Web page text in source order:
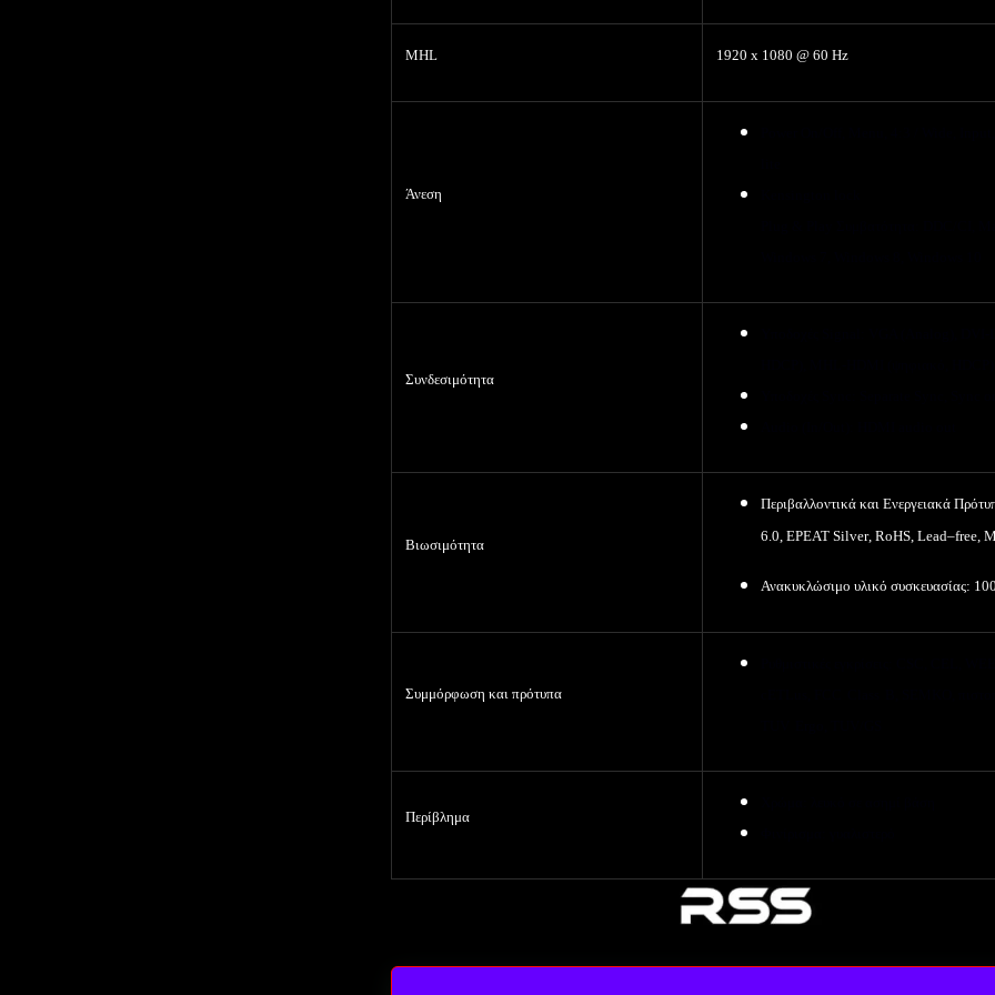
MHL 1920 x 1080 @ 60 Hz
Άνεση
Συνδεσιμότητα
Βιωσιμότητα
Περιβαλλοντικά και Ενεργειακά
6.0, EPEAT Silver, RoHS, Lead–free,
Ανακυκλώσιμο υλικό συσκευασίας:
Συμμόρφωση και πρότυπα
Περίβλημα